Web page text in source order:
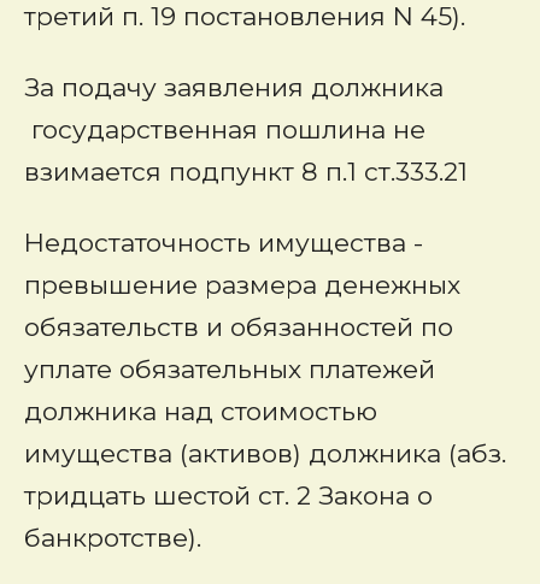
третий п. 19 постановления N 45).
За подачу заявления должника
государственная пошлина не
взимается подпункт 8 п.1 ст.333.21
Недостаточность имущества -
превышение размера денежных
обязательств и обязанностей по
уплате обязательных платежей
должника над стоимостью
имущества (активов) должника (абз.
тридцать шестой ст. 2 Закона о
банкротстве).